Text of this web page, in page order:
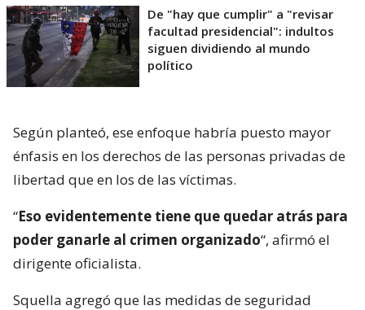
De "hay que cumplir" a "revisar
facultad presidencial": indultos
siguen dividiendo al mundo
político
Según planteó, ese enfoque habría puesto mayor
énfasis en los derechos de las personas privadas de
libertad que en los de las víctimas.
“Eso evidentemente tiene que quedar atrás para
poder ganarle al crimen organizado“, afirmó el
dirigente oficialista.
Squella agregó que las medidas de seguridad